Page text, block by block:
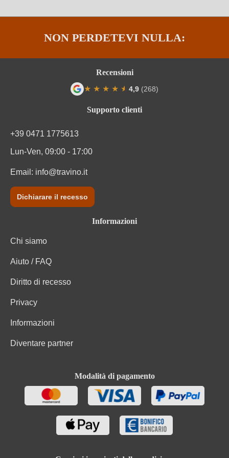
NON PERDETEVI NULLA:
Supporto clienti
+39 0471 1775613
Lun-Ven, 09:00 - 17:00
Email: info@travino.it
Dichiarare il recesso
Informazioni
Chi siamo
Aiuto / FAQ
Diritto di recesso
Privacy
Informazioni
Diventare partner
Modalità di pagamento
Recensioni
★ ★ ★ ★ ★
★ 4,9 (268)